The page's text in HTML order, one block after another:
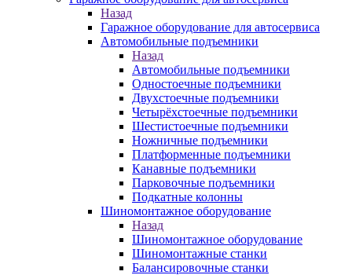
Назад
Гаражное оборудование для автосервиса
Автомобильные подъемники
Назад
Автомобильные подъемники
Одностоечные подъемники
Двухстоечные подъемники
Четырёхстоечные подъемники
Шестистоечные подъемники
Ножничные подъемники
Платформенные подъемники
Канавные подъемники
Парковочные подъемники
Подкатные колонны
Шиномонтажное оборудование
Назад
Шиномонтажное оборудование
Шиномонтажные станки
Балансировочные станки